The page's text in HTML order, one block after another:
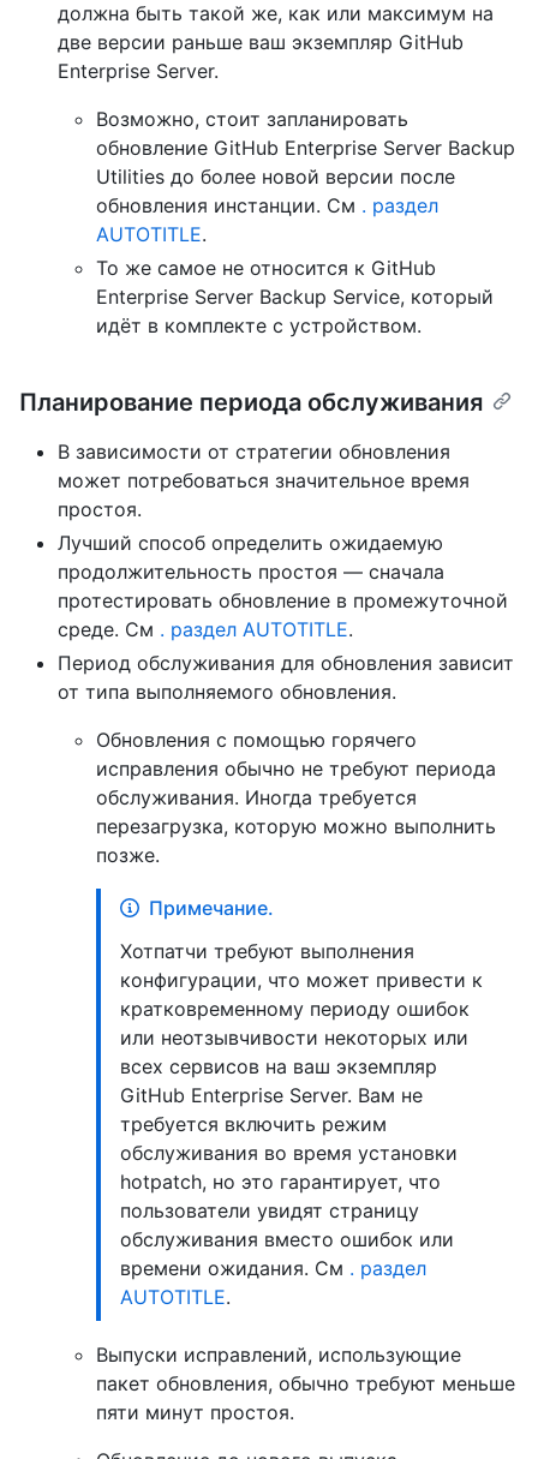
должна быть такой же, как или максимум на
две версии раньше ваш экземпляр GitHub
Enterprise Server.
Возможно, стоит запланировать
обновление GitHub Enterprise Server Backup
Utilities до более новой версии после
обновления инстанции. См . раздел
AUTOTITLE.
То же самое не относится к GitHub
Enterprise Server Backup Service, который
идёт в комплекте с устройством.
Планирование периода обслуживания
В зависимости от стратегии обновления
может потребоваться значительное время
простоя.
Лучший способ определить ожидаемую
продолжительность простоя — сначала
протестировать обновление в промежуточной
среде. См . раздел AUTOTITLE.
Период обслуживания для обновления зависит
от типа выполняемого обновления.
Обновления с помощью горячего
исправления обычно не требуют периода
обслуживания. Иногда требуется
перезагрузка, которую можно выполнить
позже.
Примечание.
Хотпатчи требуют выполнения
конфигурации, что может привести к
кратковременному периоду ошибок
или неотзывчивости некоторых или
всех сервисов на ваш экземпляр
GitHub Enterprise Server. Вам не
требуется включить режим
обслуживания во время установки
hotpatch, но это гарантирует, что
пользователи увидят страницу
обслуживания вместо ошибок или
времени ожидания. См . раздел
AUTOTITLE.
Выпуски исправлений, использующие
пакет обновления, обычно требуют меньше
пяти минут простоя.